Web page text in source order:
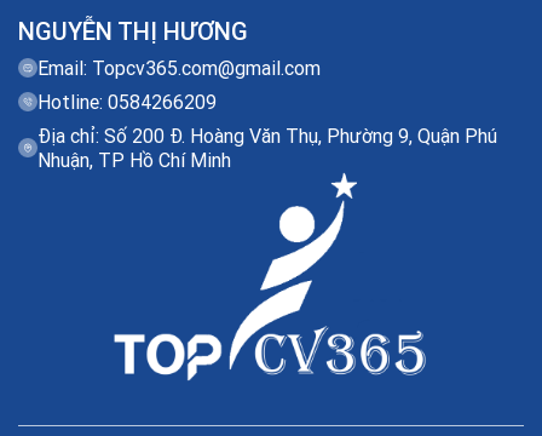
NGUYỄN THỊ HƯƠNG
Email: Topcv365.com@gmail.com
Hotline: 0584266209
Địa chỉ: Số 200 Đ. Hoàng Văn Thụ, Phường 9, Quận Phú
Nhuận, TP Hồ Chí Minh